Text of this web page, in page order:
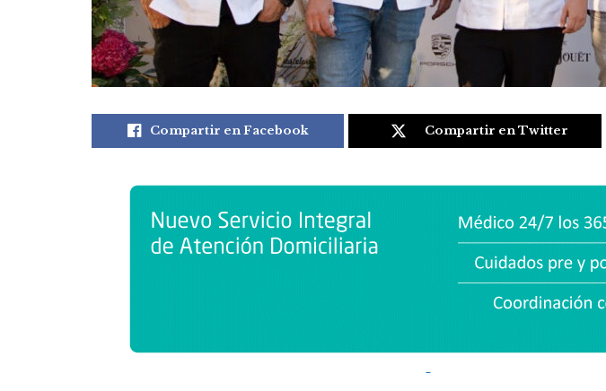
Compartir en Facebook Compartir en Twitter